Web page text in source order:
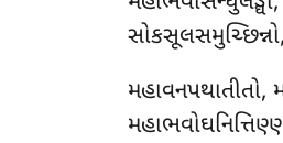
મહાવનપથાતીતો,